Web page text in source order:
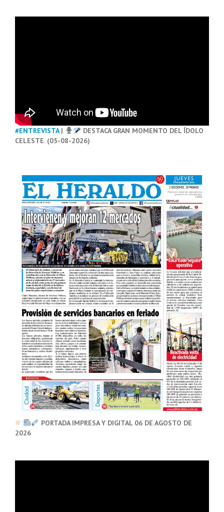
#ENTREVISTA|
DESTACA GRAN MOMENTO DEL ÍDOLO
CELESTE. (05-08-2026)
PORTADA IMPRESA Y DIGITAL 06 DE AGOSTO DE
2026